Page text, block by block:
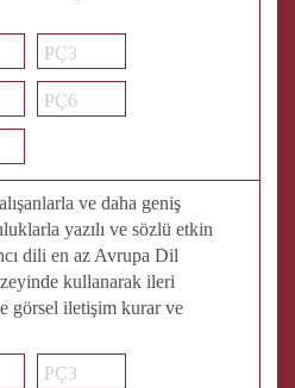
PÇ3
PÇ6
ve daha geniş
yazılı ve sözlü etkin
dili en az Avrupa Dil
kullanarak ileri
görsel iletişim kurar ve
PÇ3